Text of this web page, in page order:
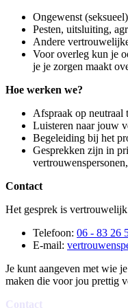
Ongewenst
Pesten, uitsluiting,
Andere
Voor overleg kun je
je je zorgen maakt
Hoe werken we?
Afspraak op
Luisteren naar jouw
Begeleiding bij het
Gesprekken zijn in
Contact
Het gesprek is
Telefoon: 06 - 83 26
E-mail:
Je kunt aangeven met wie
maken die voor jou prettig
Contact